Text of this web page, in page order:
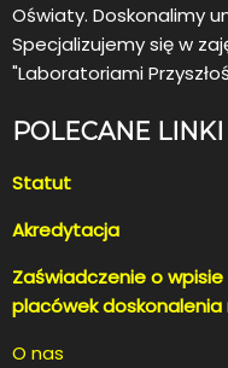
Oświaty. Doskonalimy
Specjalizujemy się w
"Laboratoriami
POLECANE LINKI
Statut
Akredytacja
Zaświadczenie o
placówek doskonalenia
O nas